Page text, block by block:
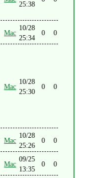
25:38
Mac
10/28
25:34
0 0
Mac
10/28
25:30
0 0
Mac
10/28
25:26
0 0
Mac
09/25
13:35
0 0